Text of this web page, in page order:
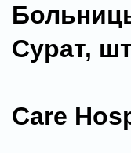
Сурат,
Care